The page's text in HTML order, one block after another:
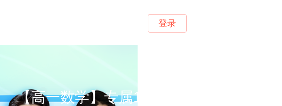
登录
【高一数学】专属1对1规